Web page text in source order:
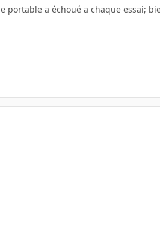
a échoué a chaque essai;